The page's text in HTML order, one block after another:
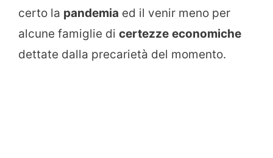
certo la pandemia ed il venir meno per
alcune famiglie di certezze economiche
dettate dalla precarietà del momento.